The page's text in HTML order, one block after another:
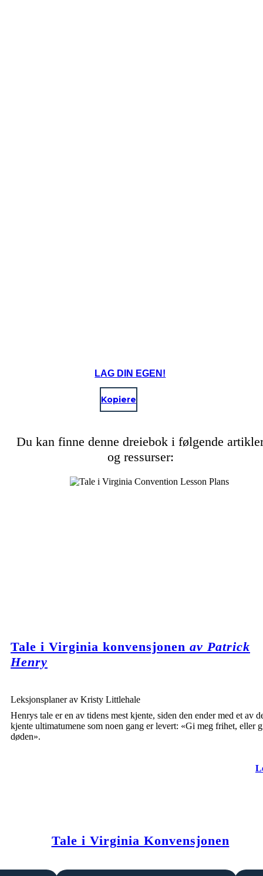
LAG DIN EGEN!
Kopiere
Du kan finne denne dreiebok i følgende
og ressurser:
Tale i Virginia konvensjonen av Patrick
Henry
Leksjonsplaner av Kristy Littlehale
Henrys tale er en av tidens mest kjente, siden den ender med et av
kjente ultimatumene som noen gang er levert: «Gi meg frihet, eller
døden».
Tale i Virginia Konvensjonen